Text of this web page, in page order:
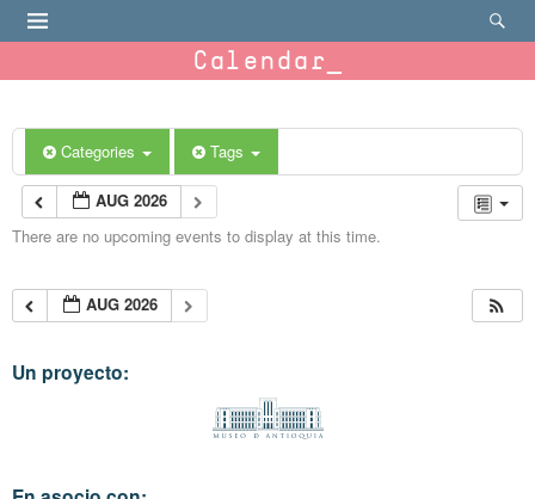
Calendar
Categories Tags
AUG 2026
There are no upcoming events to display at this time.
AUG 2026
Un proyecto: